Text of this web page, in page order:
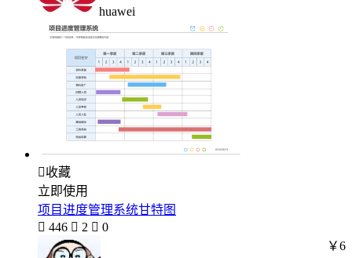
huawei
收藏
立即使用
项目进度管理系统甘特图
 446  2  0
￥6